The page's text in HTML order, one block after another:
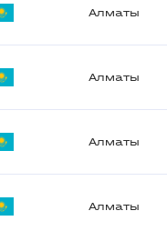
Алматы
Алматы
Алматы
Алматы